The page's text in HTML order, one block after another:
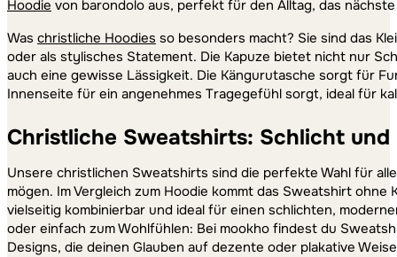
Hoodie von barondolo aus, perfekt für den Alltag, das
Was christliche Hoodies so besonders macht? Sie sind das
oder als stylisches Statement. Die Kapuze bietet nicht nur
auch eine gewisse Lässigkeit. Die Kängurutasche sorgt für
Innenseite für ein angenehmes Tragegefühl sorgt, ideal für
Christliche Sweatshirts: Schlicht
Unsere christlichen Sweatshirts sind die perfekte Wahl für
mögen. Im Vergleich zum Hoodie kommt das Sweatshirt
vielseitig kombinierbar und ideal für einen schlichten,
oder einfach zum Wohlfühlen: Bei mookho findest du
Designs, die deinen Glauben auf dezente oder plakative